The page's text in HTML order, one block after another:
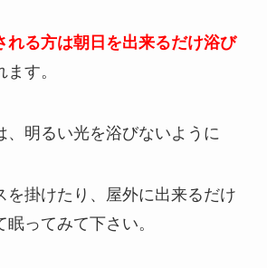
れる方は朝日を出来るだけ浴び
す。
、明るい光を浴びないように
を掛けたり、屋外に出来るだけ
ってみて下さい。